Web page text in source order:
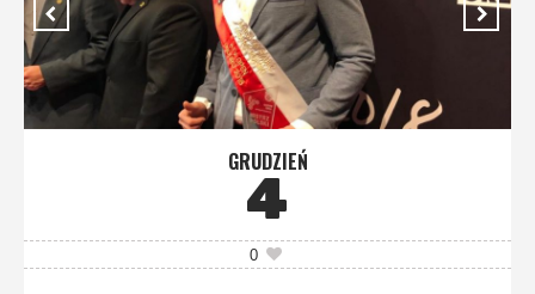
GRUDZIEŃ
4
0